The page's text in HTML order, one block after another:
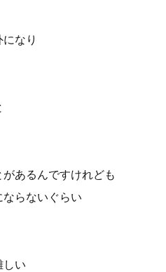
なり
あるんですけれども
らないぐらい
しい